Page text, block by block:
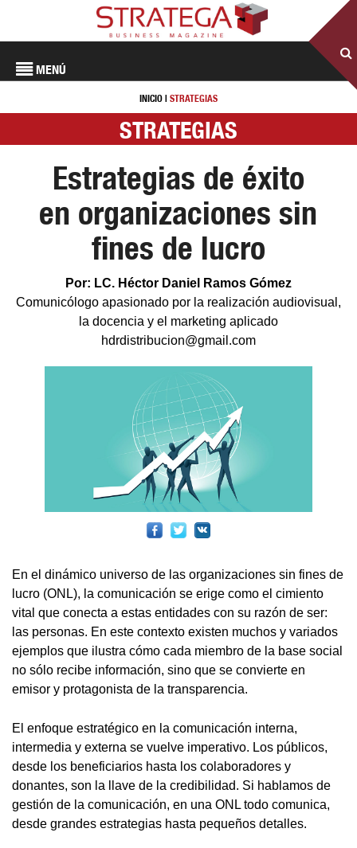
MENÚ
INICIO | STRATEGIAS
STRATEGIAS
Estrategias de éxito
en organizaciones sin
fines de lucro
Por: LC. Héctor Daniel Ramos Gómez
Comunicólogo apasionado por la realización audiovisual,
la docencia y el marketing aplicado
hdrdistribucion@gmail.com
En el dinámico universo de las organizaciones sin fines de
lucro (ONL), la comunicación se erige como el cimiento
vital que conecta a estas entidades con su razón de ser:
las personas. En este contexto existen muchos y variados
ejemplos que ilustra cómo cada miembro de la base social
no sólo recibe información, sino que se convierte en
emisor y protagonista de la transparencia.
El enfoque estratégico en la comunicación interna,
intermedia y externa se vuelve imperativo. Los públicos,
desde los beneficiarios hasta los colaboradores y
donantes, son la llave de la credibilidad. Si hablamos de
gestión de la comunicación, en una ONL todo comunica,
desde grandes estrategias hasta pequeños detalles.